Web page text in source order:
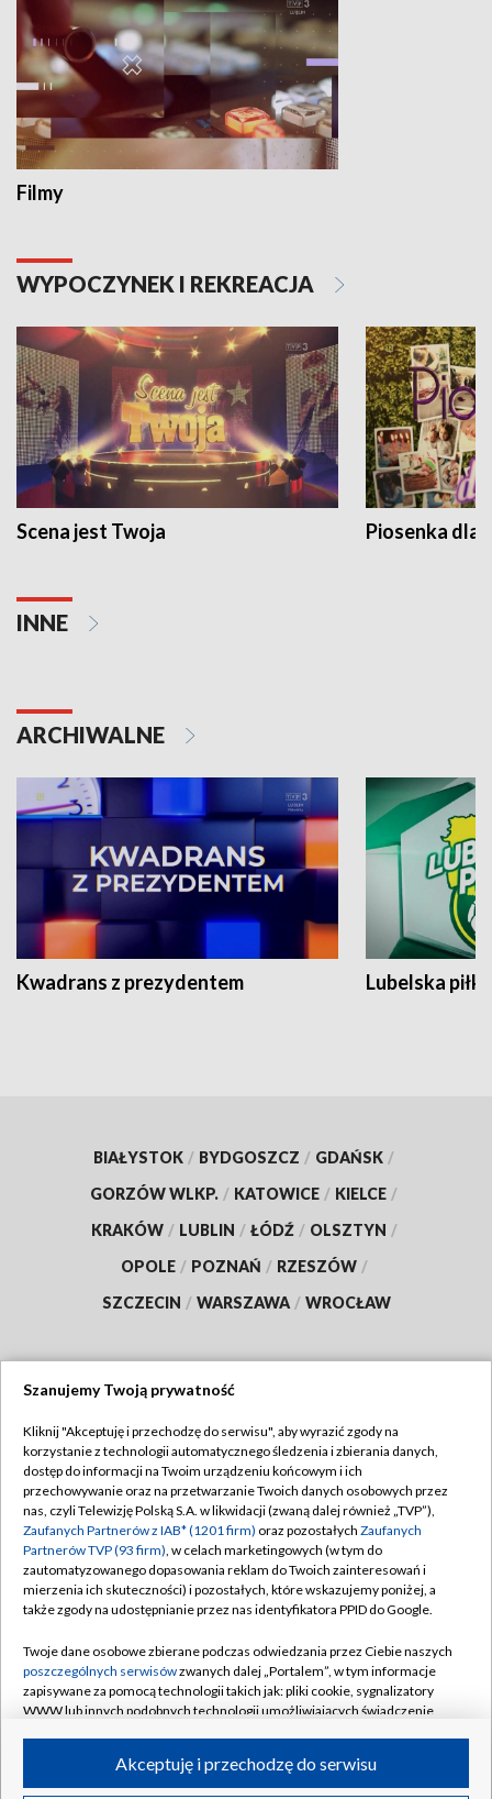
Filmy
WYPOCZYNEK I REKREACJA
Scena jest Twoja Piosenka dla
INNE
ARCHIWALNE
Kwadrans z prezydentem Lubelska piłka
BIAŁYSTOK / BYDGOSZCZ / GDAŃSK /
GORZÓW WLKP. / KATOWICE / KIELCE /
KRAKÓW / LUBLIN / ŁÓDŹ / OLSZTYN /
OPOLE / POZNAŃ / RZESZÓW /
SZCZECIN / WARSZAWA / WROCŁAW
TVP
Abonament TVP
Emisja w TVP
Centrum informacji TVP
Naziemna Telewizja Cyfrowa
Rada Programowa
System NOS
Informacje o nadawcy
Program dla prasy
Regulamin TVP
Polityka prywatności
Moje zgody
Pomoc
Kontakt
Kanały
Szanujemy Twoją prywatność
Kliknij "Akceptuję i przechodzę do serwisu", aby wyrazić zgody na
korzystanie z technologii automatycznego śledzenia i zbierania danych,
dostęp do informacji na Twoim urządzeniu końcowym i ich
przechowywanie oraz na przetwarzanie Twoich danych osobowych przez
nas, czyli Telewizję Polską S.A. w likwidacji (zwaną dalej również „TVP”),
Zaufanych Partnerów z IAB* (1201 firm) oraz pozostałych Zaufanych
Partnerów TVP (93 firm), w celach marketingowych (w tym do
zautomatyzowanego dopasowania reklam do Twoich zainteresowań i
mierzenia ich skuteczności) i pozostałych, które wskazujemy poniżej, a
także zgody na udostępnianie przez nas identyfikatora PPID do Google.
Twoje dane osobowe zbierane podczas odwiedzania przez Ciebie naszych
poszczególnych serwisówzwanych dalej „Portalem”, w tym informacje
zapisywane za pomocą technologii takich jak: pliki cookie, sygnalizatory
WWW lub innych podobnych technologii umożliwiających świadczenie
ruchu w Internecie.Akceptuję i przechodzę do serwisu